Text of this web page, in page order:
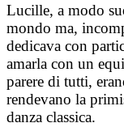
Lucille, a modo
mondo ma,
dedicava con
amarla con un
parere di tutti,
rendevano la
danza classica.